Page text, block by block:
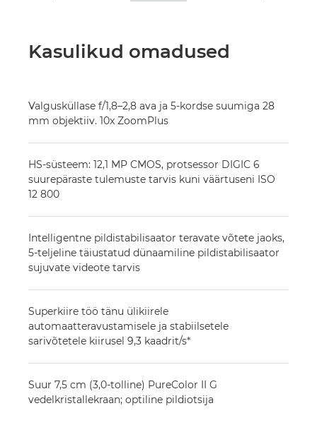
Kasulikud omadused
Valgusküllase f/1,8–2,8 ava ja 5-kordse suumiga 28
mm objektiiv. 10x ZoomPlus
HS-süsteem: 12,1 MP CMOS, protsessor DIGIC 6
suurepäraste tulemuste tarvis kuni väärtuseni ISO
12 800
Intelligentne pildistabilisaator teravate võtete jaoks,
5-teljeline täiustatud dünaamiline pildistabilisaator
sujuvate videote tarvis
Superkiire töö tänu ülikiirele
automaatteravustamisele ja stabiilsetele
sarivõtetele kiirusel 9,3 kaadrit/s*
Suur 7,5 cm (3,0-tolline) PureColor II G
vedelkristallekraan; optiline pildiotsija